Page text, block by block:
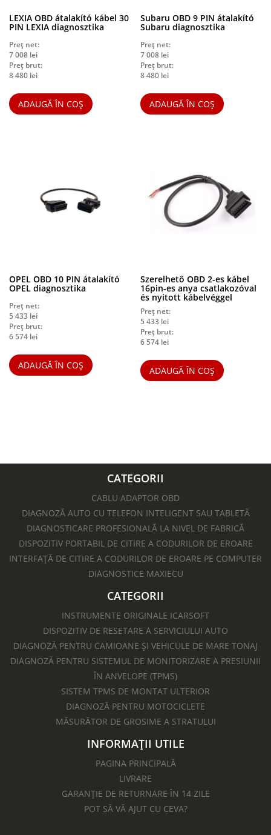
LEXIA OBD átalakító kábel 30
PIN LEXIA diagnosztika
Preț net:
7 008 lei
Preț brut:
8 480 lei
ADAUGĂ ÎN COȘ
Subaru OBD 9 PIN átalakító
Subaru diagnosztika
Preț net:
7 008 lei
Preț brut:
8 480 lei
ADAUGĂ ÎN COȘ
OPEL OBD 10 PIN átalakító
OPEL diagnosztika
Preț net:
5 433 lei
Preț brut:
6 574 lei
ADAUGĂ ÎN COȘ
Szerelhető OBD 2-es kábel
16pin-es anya csatlakozóval
és nyitott kábelvéggel
Preț net:
5 433 lei
Preț brut:
6 574 lei
ADAUGĂ ÎN COȘ
CATEGORII
CABLU ADAPTOR OBD
DIAGNOZĂ AUTO CU TELEFON INTELIGENT SAU TABLETĂ
DIAGNOSTICARE PROFESIONALĂ LA NIVEL DE FABRICĂ
DISPOZITIV PORTABIL DE CITIRE A CODURILOR DE EROARE
INTERFAȚĂ DE CITIRE A CODURILOR DE EROARE PE COMPUTER
DIAGNOSTICE MAXIECU
CATEGORII
INSTRUMENTE ORIGINALE ICARSOFT
DISPOZITIV DE RESETARE A SERVICIULUI AUTO
DIAGNOZĂ PENTRU CAMIOANE ȘI VEHICULE DE MARE TONAJ
DIAGNOZĂ PENTRU SISTEMUL DE MONITORIZARE A PRESIUNII
ÎN ANVELOPE (TPMS)
SISTEM TPMS DE MONTAT ULTERIOR
DIAGNOZĂ PENTRU MOTOCICLETE​
MĂSURĂTOR DE GROSIME A STRATULUI
INFORMAȚII UTILE
PAGINA PRINCIPALĂ
LIVRARE
GARANȚIE DE RETURNARE ÎN 14 ZILE
POT SĂ VĂ AJUT CU CEVA?